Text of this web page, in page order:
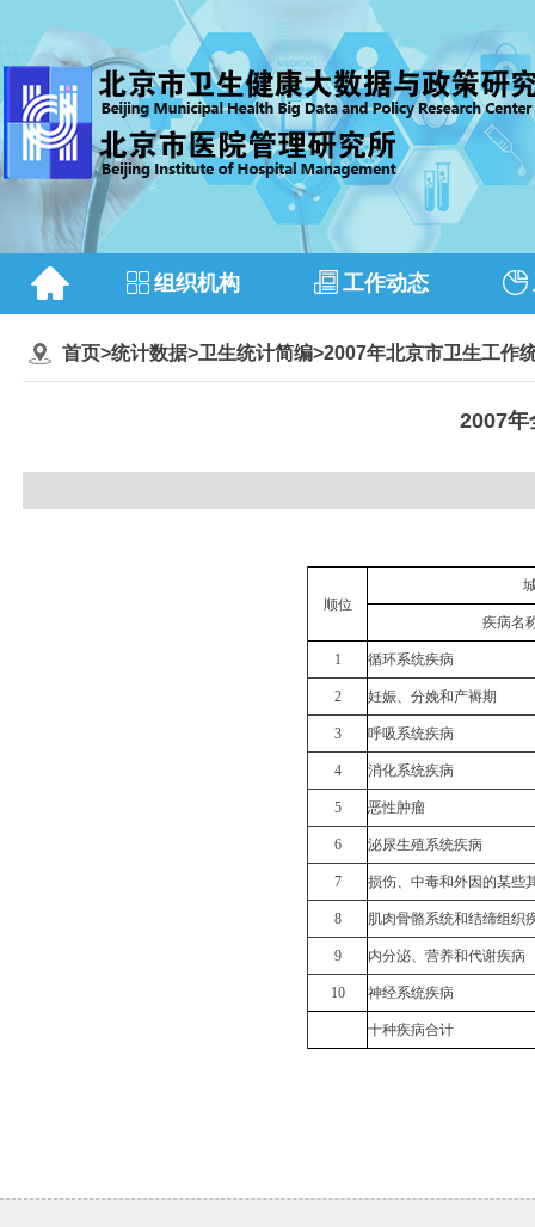
组织机构 工作动态
首页>统计数据>卫生统计简编>2007年北京市卫生工作
2007年
顺位
疾病名
1 循环系统疾病
2 妊娠、分娩和产褥期
3 呼吸系统疾病
4 消化系统疾病
5 恶性肿瘤
6 泌尿生殖系统疾病
7 损伤、中毒和外因的某些
8 肌肉骨骼系统和结缔组织
9 内分泌、营养和代谢疾病
10 神经系统疾病
十种疾病合计